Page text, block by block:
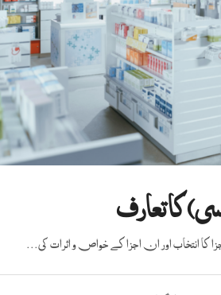
تعارف
کا انتخاب اور ان اجزا کے خواص و اثرات کی...